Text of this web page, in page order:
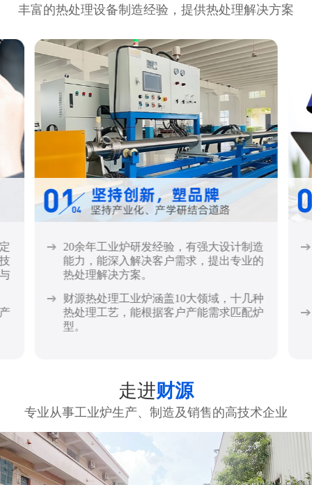
丰富的热处理设备制造经验，提供热处理解决方案
20余年工业炉研发经验，有强大设计制造
能力，能深入解决客户需求，提出专业的
热处理解决方案。
财源热处理工业炉涵盖10大领域，十几种
热处理工艺，能根据客户产能需求匹配炉
型。
走进财源
专业从事工业炉生产、制造及销售的高技术企业